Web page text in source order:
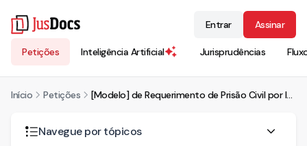
Petições Inteligência Artificial Jurisprudências
Entrar Assinar
Início Petições [Modelo] de Requerimento de Prisão Civil por Inadimplemento de Alimentos
Navegue por tópicos